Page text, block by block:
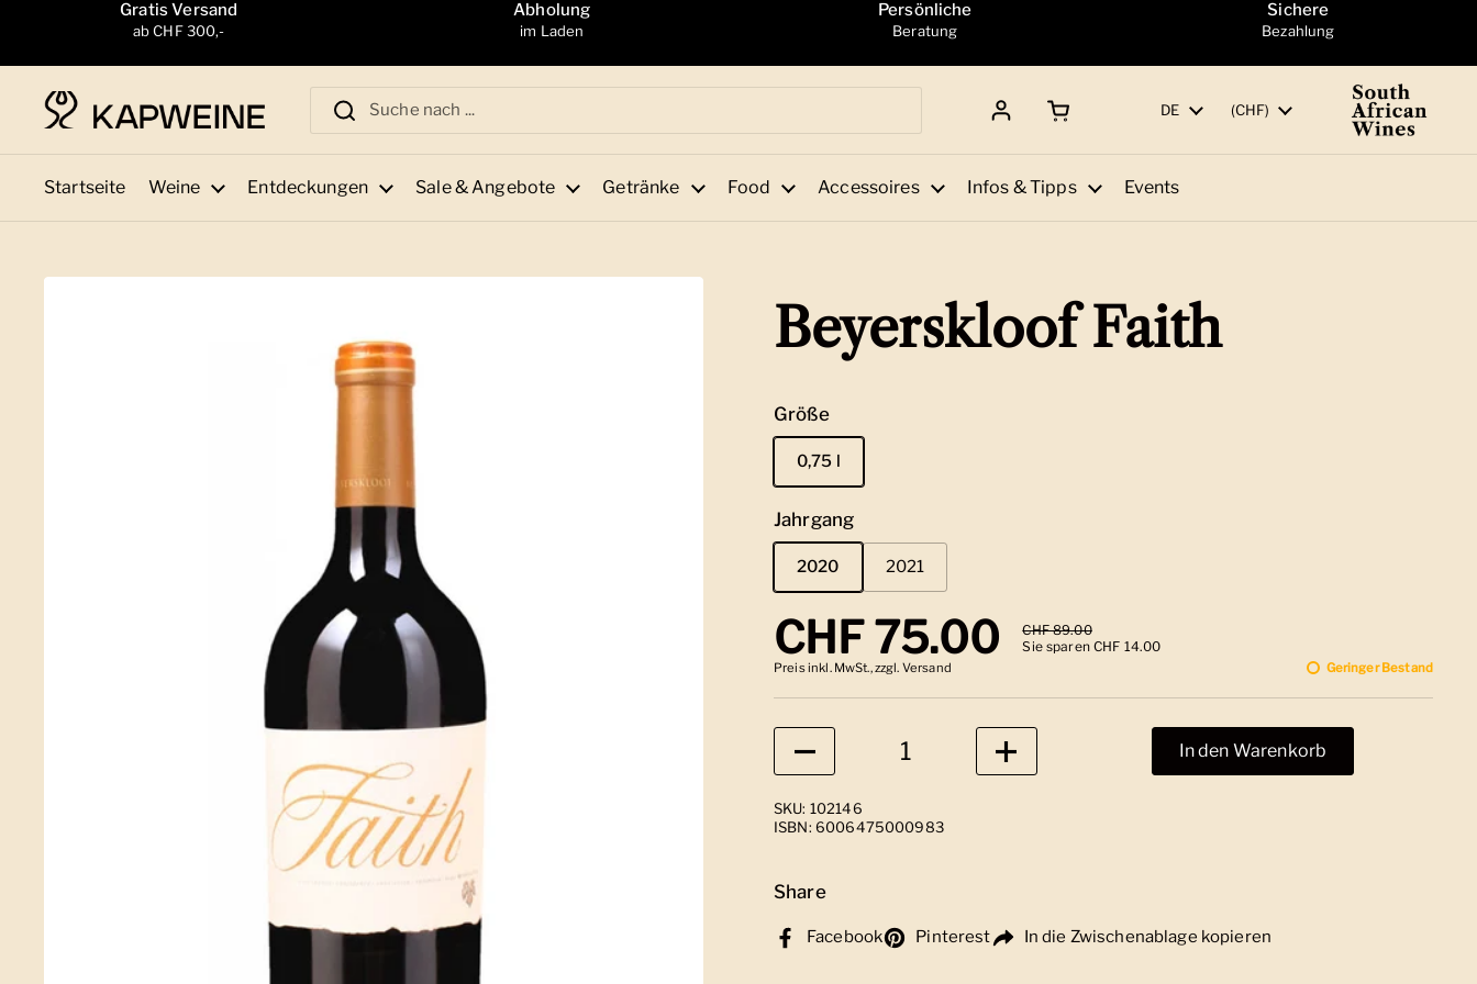
Zum Inhalt springenGratis Versand
ab CHF 300,-
Abholung
im Laden
Persönliche
Beratung
Sichere
Bezahlung
Sprache
DE Land/Region
(CHF)
Startseite Weine Entdeckungen Sale & Angebote Getränke Food Accessoires Infos & Tipps Events
Beyerskloof Faith
Größe
0,75 l
Jahrgang
2020 2021
Regulärer Preis
CHF 75.00 Sale-Preis
CHF 89.00
Sie sparen CHF 14.00
Preis inkl. MwSt., zzgl. Versand Geringer Bestand
Anzahl
In den Warenkorb
SKU: 102146
ISBN: 6006475000983
Share
Facebook Pinterest In die Zwischenablage kopieren